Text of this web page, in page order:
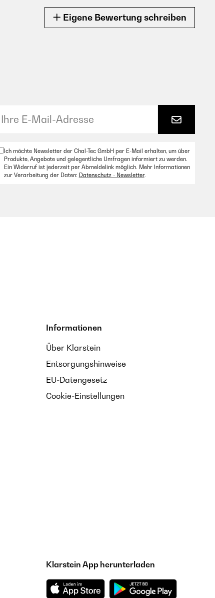
Eigene Bewertung schreiben
Ich möchte Newsletter der Chal-Tec GmbH per E-Mail erhalten, um über
Produkte, Angebote und gelegentliche Umfragen informiert zu werden.
Ein Widerruf ist jederzeit per Abmeldelink möglich. Mehr Informationen
zur Verarbeitung der Daten: Datenschutz - Newsletter.
Informationen
Über Klarstein
Entsorgungshinweise
EU-Datengesetz
Cookie-Einstellungen
Klarstein App herunterladen